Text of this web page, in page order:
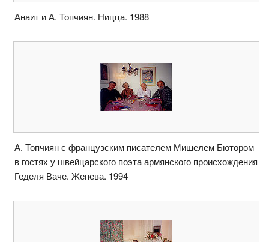
Анаит и А. Топчиян. Ницца. 1988
А. Топчиян с французским писателем Мишелем Бютором
в гостях у швейцарского поэта армянского происхождения
Геделя Ваче. Женева. 1994